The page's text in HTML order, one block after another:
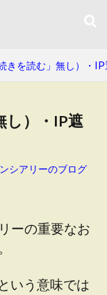
きを読む」無し）・
し）・IP遮
シアリーのブログ
ーの重要なお
いう意味では